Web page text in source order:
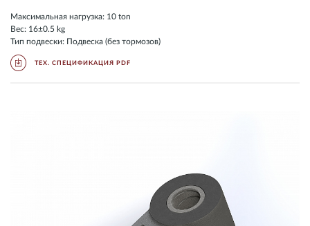
Максимальная нагрузка: 10 ton
Вес: 16±0.5 kg
Тип подвески: Подвеска (без тормозов)
ТЕХ. СПЕЦИФИКАЦИЯ PDF